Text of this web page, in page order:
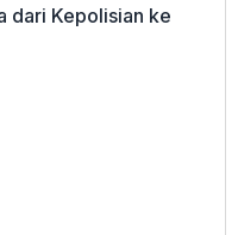
dari Kepolisian ke